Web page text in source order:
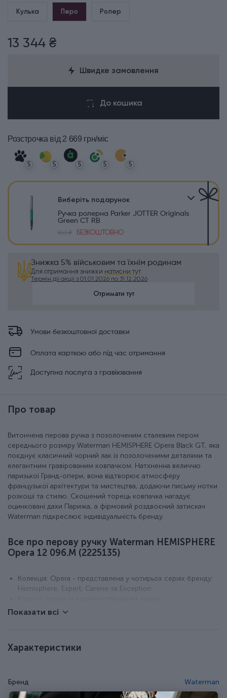
Кулька Перо Ролер
13 344 ₴
Швидке замовлення
До кошика
Розстрочка від 2 669 грн/міс
5 5 5 5 5
Виберіть подарунок
Ручка ролерна Parker JOTTER Originals
Green CT RB
863 ₴
БЕЗКОШТОВНО
Знижка 5% військовим та їхнім родинам
Для отримання знижки натисни тут
Термін дії акції з 01.01.2026 по 31.12.2026
Отримати тут
Умови безкоштовної доставки
Оплата карткою або під час отримання
Доступна послуга з гравіювання
Про товар
Витончена перова ручка з позолоченим сталевим пером
середнього розміру Waterman HEMISPHERE Opera Black GT, яка
поєднує класичний чорний лак із позолоченими деталями та
елегантним гравірованим ковпачком. Натхненна величчю
паризької Гранд-опери, вона відтворює атмосферу
французької архітектури та мистецтва, додаючи письму нотки
розкоші та стилю. Скошений торець ковпачка нагадує
оцинковані дахи Парижа, а фірмовий роздвоєний затискач
Waterman підкреслює індивідуальність бренду.
Все про перову ручку Waterman HEMISPHERE
Opera 12 096.M (2225135)
Колекція: Opera - представлена у чотирьох серіях бренду:
Hemisphere, Expert, Carene та Exception
Ковпачок: латунний, позолочений, з витонченим
Перо: сталеве з позолотою, розмір M (середня товщина
короткими картриджами Waterman; чорнило та конвертер
продаються окремо)
Показати всі
Характеристики
Бренд Waterman